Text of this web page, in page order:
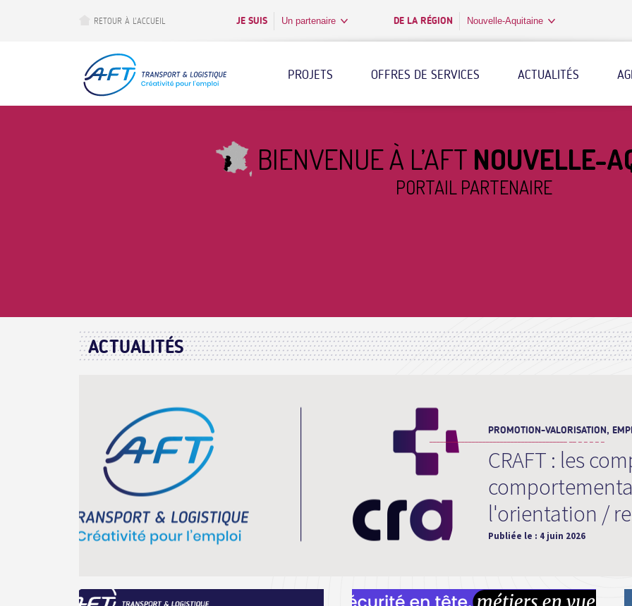
RETOUR À L’ACCUEIL JE SUIS Un partenaire DE LA RÉGION Nouvelle-Aquitaine
PROJETS OFFRES DE SERVICES ACTUALITÉS
BIENVENUE À L’AFT NOUVELLE-
PORTAIL PARTENAIRE
ACTUALITÉS
PROMOTION-VALORISATION,
CRAFT : les
l'orientation /
Publiée le : 4 juin 2026